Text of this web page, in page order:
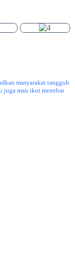
masyarakat tangguh
mau ikut menebar